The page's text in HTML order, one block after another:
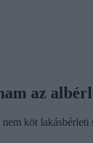
az
köt